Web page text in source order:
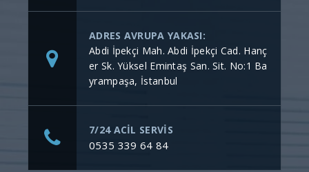
ADRES AVRUPA YAKASI:
Abdi İpekçi Mah. Abdi İpekçi Cad. Hanç
er Sk. Yüksel Emintaş San. Sit. No:1 Ba
yrampaşa, İstanbul
7/24 ACİL SERVİS
0535 339 64 84